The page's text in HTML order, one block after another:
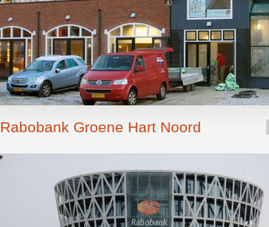
Rabobank Groene Hart Noord